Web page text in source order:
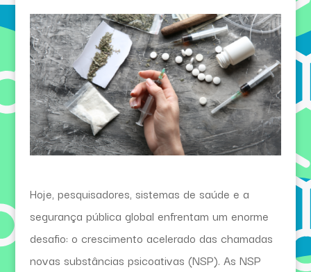
Hoje, pesquisadores, sistemas de saúde e a
segurança pública global enfrentam um enorme
desafio: o crescimento acelerado das chamadas
novas substâncias psicoativas (NSP). As NSP